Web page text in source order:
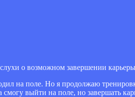
о возможном завершении
на поле. Но я продолжаю
выйти на поле, но завершать